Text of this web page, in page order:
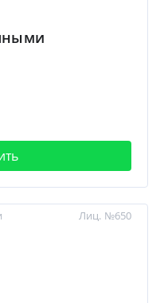
Лиц. №650